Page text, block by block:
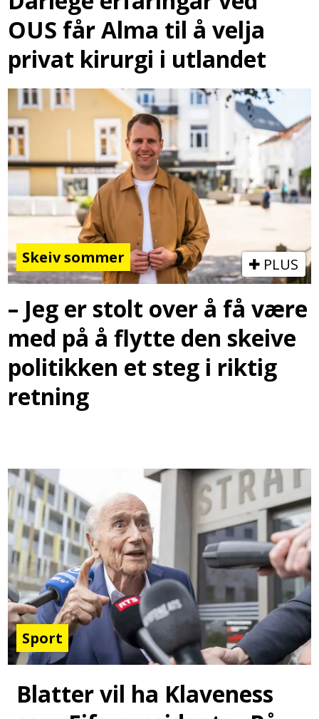
OUS får Alma til å velja
privat kirurgi i utlandet
Skeiv sommer PLUS
– Jeg er stolt over å få være
med på å flytte den skeive
politikken et steg i riktig
retning
Sport
Blatter vil ha Klaveness